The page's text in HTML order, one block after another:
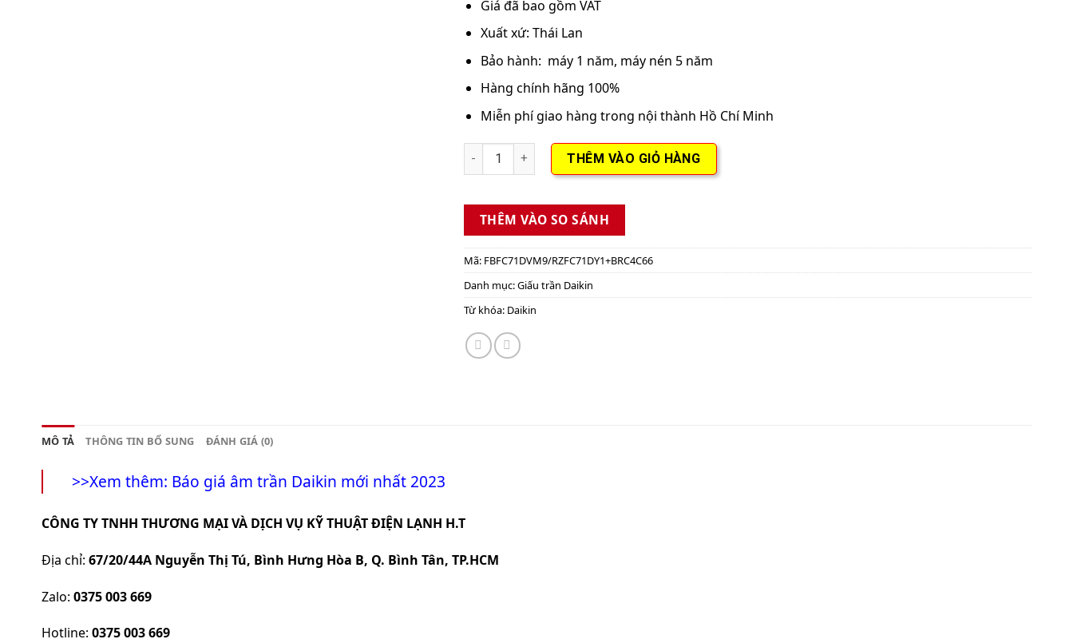
Giá đã bao gồm VAT
Xuất xứ: Thái Lan
Bảo hành: máy 1 năm, máy nén 5 năm
Hàng chính hãng 100%
Miễn phí giao hàng trong nội thành Hồ Chí Minh
Máy lạnh giấu trần nối ống gió Daikin Inverter FBFC71DVM9/RZFC71DY1+BRC4C66 điều khiển không dây (3
THÊM VÀO GIỎ HÀNG
THÊM VÀO SO SÁNH
Mã: FBFC71DVM9/RZFC71DY1+BRC4C66
Danh mục:Giấu trần Daikin
Từ khóa: Daikin
MÔ TẢ THÔNG TIN BỔ SUNG ĐÁNH GIÁ (0)
>>Xem thêm: Báo giá âm trần Daikin mới nhất 2023
CÔNG TY TNHH THƯƠNG MẠI VÀ DỊCH VỤ KỸ THUẬT ĐIỆN LẠNH H.T
Địa chỉ: 67/20/44A Nguyễn Thị Tú, Bình Hưng Hòa B, Q. Bình Tân, TP.HCM
Zalo: 0375 003 669
Hotline: 0375 003 669